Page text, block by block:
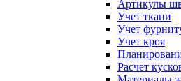
Артикулы
Учет ткани
Учет
Учет кроя
Расчет